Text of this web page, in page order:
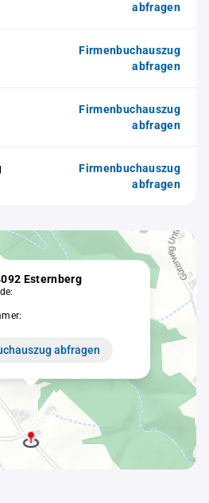
abfragen
Firmenbuchauszug
abfragen
Firmenbuchauszug
abfragen
Firmenbuchauszug
abfragen
Esternberg
abfragen